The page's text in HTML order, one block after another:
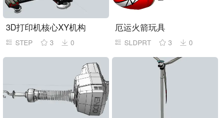
3D打印机核心XY机构
STEP 3 0
厄运火箭玩具
SLDPRT 3 0